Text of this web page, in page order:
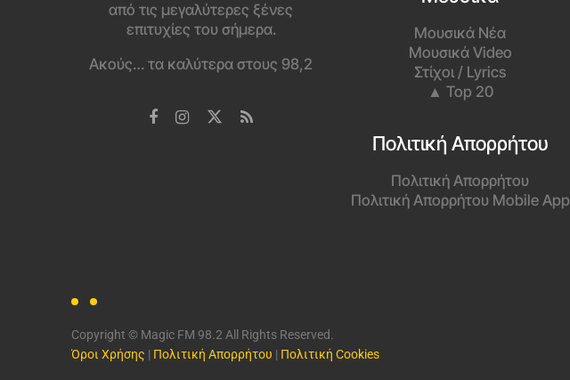
από τις μεγαλύτερες ξένες
επιτυχίες του σήμερα.
Ακούς… τα καλύτερα στους 98,2
Μουσικά Νέα
Μουσικά Video
Στίχοι / Lyrics
▲ Top 20
Πολιτική Απορρήτου
Πολιτική Απορρήτου
Πολιτική Απορρήτου Mobile App
Copyright © Magic FM 98.2 All Rights Reserved.
Όροι Χρήσης | Πολιτική Απορρήτου | Πολιτική Cookies